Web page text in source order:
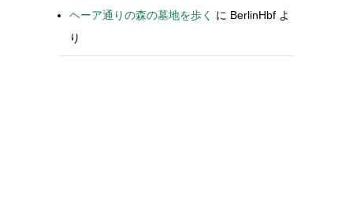
ヘーア通りの森の墓地を歩く
に BerlinHbf よ
り